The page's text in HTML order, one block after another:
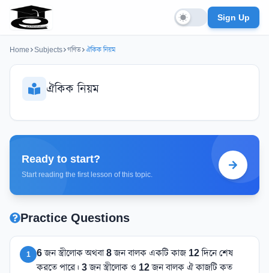
Sign Up
Home Subjects গণিত ঐকিক নিয়ম
ঐকিক নিয়ম
Ready to start?
Start reading the first lesson of this topic.
Practice Questions
1
6 জন স্ত্রীলোক অথবা 8 জন বালক একটি কাজ 12 দিনে শেষ
করতে পারে। 3 জন স্ত্রীলোক ও 12 জন বালক ঐ কাজটি কত